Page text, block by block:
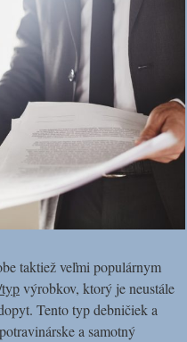
taktiež veľmi populárnym
výrobkov, ktorý je neustále
Tento typ debničiek a
a samotný